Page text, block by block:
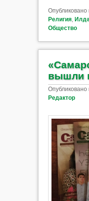
Опубликовано
Религия,
Общество
вышли
Опубликовано
Редактор